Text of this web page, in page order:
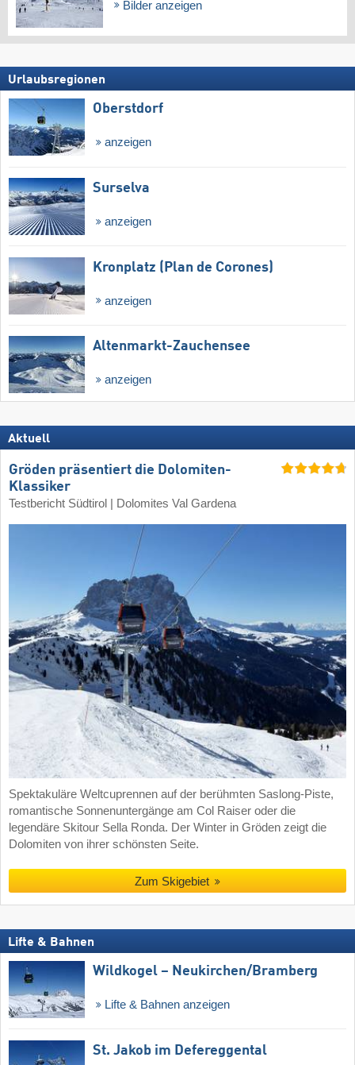
Bilder anzeigen
Urlaubsregionen
Oberstdorf
anzeigen
Surselva
anzeigen
Kronplatz (Plan de Corones)
anzeigen
Altenmarkt-Zauchensee
anzeigen
Aktuell
Gröden präsentiert die Dolomiten-
Klassiker
Testbericht Südtirol | Dolomites Val Gardena
Spektakuläre Weltcuprennen auf der berühmten Saslong-Piste,
romantische Sonnenuntergänge am Col Raiser oder die
legendäre Skitour Sella Ronda. Der Winter in Gröden zeigt die
Dolomiten von ihrer schönsten Seite.
Zum Skigebiet
Lifte & Bahnen
Wildkogel – Neukirchen/​Bramberg
Lifte & Bahnen anzeigen
St. Jakob im Defereggental